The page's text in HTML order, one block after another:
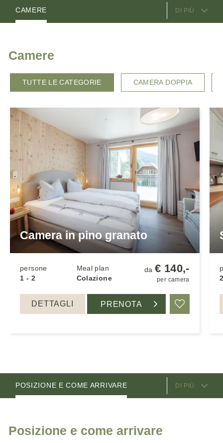
DI PIÙ
SERVIZI OFFERTI
CAMERE
Camere
TUTTE LE CATEGORIE CAMERA DOPPIA
Camera in pino granato
persone
1 - 2
Meal plan
Colazione
da€ 140,-
​​per camera
DETTAGLI PRENOTA
DI PIÙ
SERVIZI OFFERTI
CAMERE
POSIZIONE E COME ARRIVARE
Posizione e come arrivare